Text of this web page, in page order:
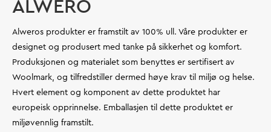
ALWERO
Alweros produkter er framstilt av 100% ull. Våre produkter er
designet og produsert med tanke på sikkerhet og komfort.
Produksjonen og materialet som benyttes er sertifisert av
Woolmark, og tilfredstiller dermed høye krav til miljø og helse.
Hvert element og komponent av dette produktet har
europeisk opprinnelse. Emballasjen til dette produktet er
miljøvennlig framstilt.